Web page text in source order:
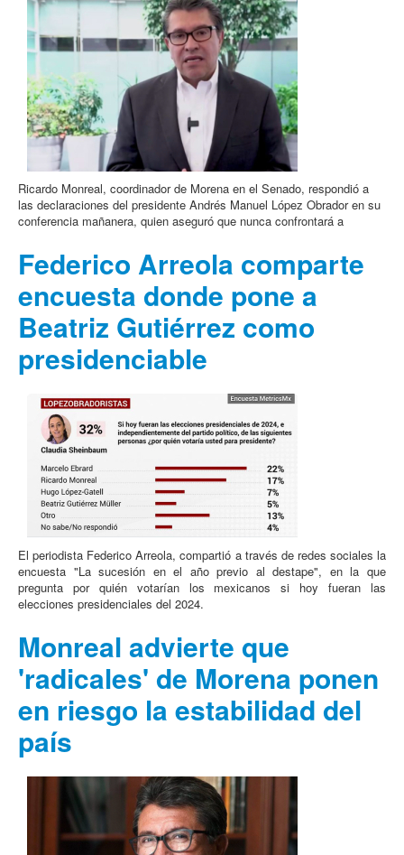
Ricardo Monreal, coordinador de Morena en el Senado, respondió a
las declaraciones del presidente Andrés Manuel López Obrador en su
conferencia mañanera, quien aseguró que nunca confrontará a
Federico Arreola comparte
encuesta donde pone a
Beatriz Gutiérrez como
presidenciable
El periodista Federico Arreola, compartió a través de redes sociales la
encuesta "La sucesión en el año previo al destape", en la que
pregunta por quién votarían los mexicanos si hoy fueran las
elecciones presidenciales del 2024.
Monreal advierte que
'radicales' de Morena ponen
en riesgo la estabilidad del
país